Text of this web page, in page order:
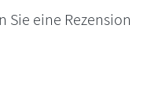
Sie eine Rezension